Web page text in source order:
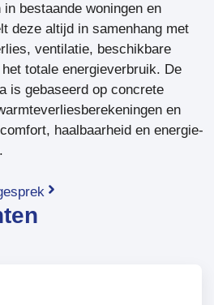
bestaande woningen en
deze altijd in samenhang met
ventilatie, beschikbare
totale energieverbruik. De
is gebaseerd op concrete
en
haalbaarheid en energie-